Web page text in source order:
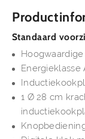
Standaard
Energieklasse
1 Ø 28 cm